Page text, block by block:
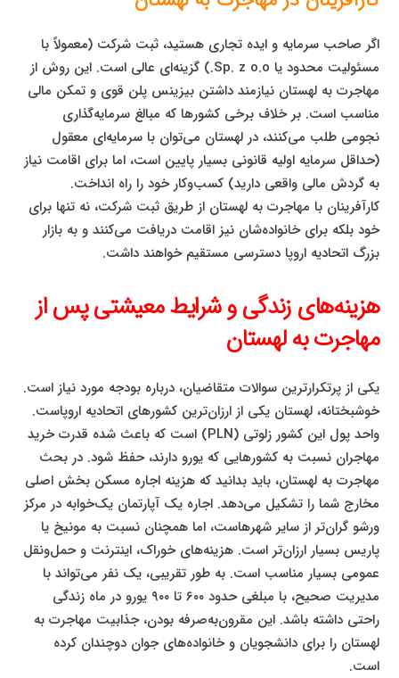
اگر صاحب سرمایه و ایده تجاری هستید، ثبت شرکت (معمولاً با
مسئولیت محدود یا Sp. z o.o.) گزینه‌ای عالی است. این روش از
مهاجرت به لهستان نیازمند داشتن بیزینس پلن قوی و تمکن مالی
مناسب است. بر خلاف برخی کشورها که مبالغ سرمایه‌گذاری
نجومی طلب می‌کنند، در لهستان می‌توان با سرمایه‌ای معقول
(حداقل سرمایه اولیه قانونی بسیار پایین است، اما برای اقامت نیاز
به گردش مالی واقعی دارید) کسب‌وکار خود را راه انداخت.
کارآفرینان با مهاجرت به لهستان از طریق ثبت شرکت، نه تنها برای
خود بلکه برای خانواده‌شان نیز اقامت دریافت می‌کنند و به بازار
بزرگ اتحادیه اروپا دسترسی مستقیم خواهند داشت.
هزینه‌های زندگی و شرایط معیشتی پس از
مهاجرت به لهستان
یکی از پرتکرارترین سوالات متقاضیان، درباره بودجه مورد نیاز است.
خوشبختانه، لهستان یکی از ارزان‌ترین کشورهای اتحادیه اروپاست.
واحد پول این کشور زلوتی (PLN) است که باعث شده قدرت خرید
مهاجران نسبت به کشورهایی که یورو دارند، حفظ شود. در بحث
مهاجرت به لهستان، باید بدانید که هزینه اجاره مسکن بخش اصلی
مخارج شما را تشکیل می‌دهد. اجاره یک آپارتمان یک‌خوابه در مرکز
ورشو گران‌تر از سایر شهرهاست، اما همچنان نسبت به مونیخ یا
پاریس بسیار ارزان‌تر است. هزینه‌های خوراک، اینترنت و حمل‌ونقل
عمومی بسیار مناسب است. به طور تقریبی، یک نفر می‌تواند با
مدیریت صحیح، با مبلغی حدود ۶۰۰ تا ۹۰۰ یورو در ماه زندگی
راحتی داشته باشد. این مقرون‌به‌صرفه بودن، جذابیت مهاجرت به
لهستان را برای دانشجویان و خانواده‌های جوان دوچندان کرده
است.